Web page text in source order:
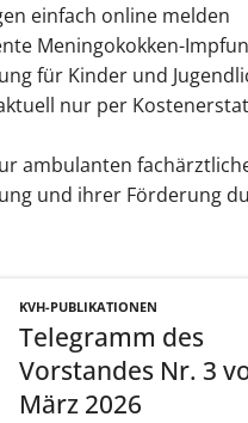
einfach online melden
Meningokokken-
für Kinder und
nur per
ambulanten
und ihrer Förderung
KVH-PUBLIKATIONEN
Telegramm des
Vorstandes Nr. 3
März 2026